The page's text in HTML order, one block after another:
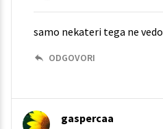
samo nekateri tega ne vedo
ODGOVORI
gaspercaa